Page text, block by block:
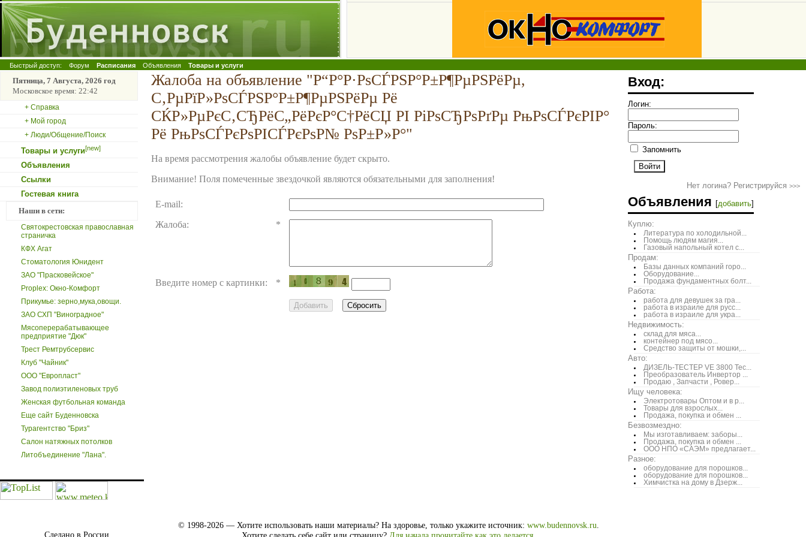
Быстрый доступ: Форум Расписания Объявления Товары и услуги
Пятница, 7 Августа, 2026 год
Московское время: 22:42
+ Справка
+ Мой город
+ Люди/Общение/Поиск
Товары и услуги[new]
Объявления
Ссылки
Гостевая книга
Наши в сети:
Святокрестовская православная
страничка
КФХ Агат
Стоматология Юнидент
ЗАО "Прасковейское"
Proplex: Окно-Комфорт
Прикумье: зерно,мука,овощи.
ЗАО СХП "Виноградное"
Мясоперерабатывающее
предприятие "Дюк"
Трест Ремтрубсервис
Клуб "Чайник"
ООО "Европласт"
Завод полиэтиленовых труб
Женская футбольная команда
Еще сайт Буденновска
Турагентство "Бриз"
Салон натяжных потолков
Литобъединение "Лана".
Жалоба на объявление "Р“Р°Р·РѕСЃРЅР°Р±Р¶РµРЅРёРµ,
С‚РµРїР»РѕСЃРЅР°Р±Р¶РµРЅРёРµ Рё
СЌР»РµРєС‚СЂРёС„РёРєР°С†РёСЏ РІ РіРѕСЂРѕРґРµ РњРѕСЃРєРІР°
Рё РњРѕСЃРєРѕРІСЃРєРѕР№ РѕР±Р»Р°"
На время рассмотрения жалобы объявление будет скрыто.
Внимание! Поля помеченные звездочкой являются обязательными для заполнения!
E-mail:
Жалоба:
*
Введите номер с картинки: *
Вход:
Логин:
Пароль:
Запомнить
Нет логина? Регистрируйся >>>
Объявления [добавить]
Куплю:
Литература по холодильной...
Помощь людям магия...
Газовый напольный котел с...
Продам:
Базы данных компаний горо...
Оборудование...
Продажа фундаментных болт...
Работа:
работа для девушек за гра...
работа в израиле для русс...
работа в израиле для укра...
Недвижимость:
склад для мяса...
контейнер под мясо...
Средство защиты от мошки,...
Авто:
ДИЗЕЛЬ-ТЕСТЕР VE 3800 Тес...
Преобразователь Инвертор ...
Продаю , Запчасти , Ровер...
Ищу человека:
Электротовары Оптом и в р...
Товары для взрослых...
Продажа, покупка и обмен ...
Безвозмездно:
Мы изготавливаем: заборы...
Продажа, покупка и обмен ...
ООО НПО «САЭМ» предлагает...
Разное:
оборудование для порошков...
оборудование для порошков...
Химчистка на дому в Дзерж...
Сделано в России.
© 1998-2026 — Хотите использовать наши материалы? На здоровье, только укажите источник: www.budennovsk.ru